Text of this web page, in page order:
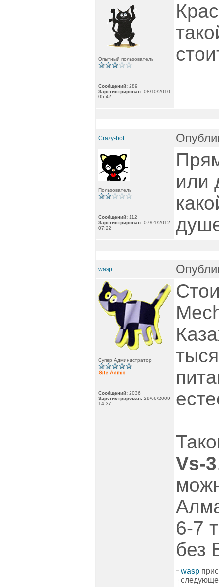
Опытный пользователь
Сообщений: 289
Зарегистрирован: 08/10/2010
05:42
Crazy-bot
Пользователь
Сообщений: 112
Зарегистрирован: 07/01/2012
07:22
или
wasp
Супер Администратор
Сообщений: 2036
Зарегистрирован: 29/06/2009
14:37
Vs-3
6-7
без
wasp